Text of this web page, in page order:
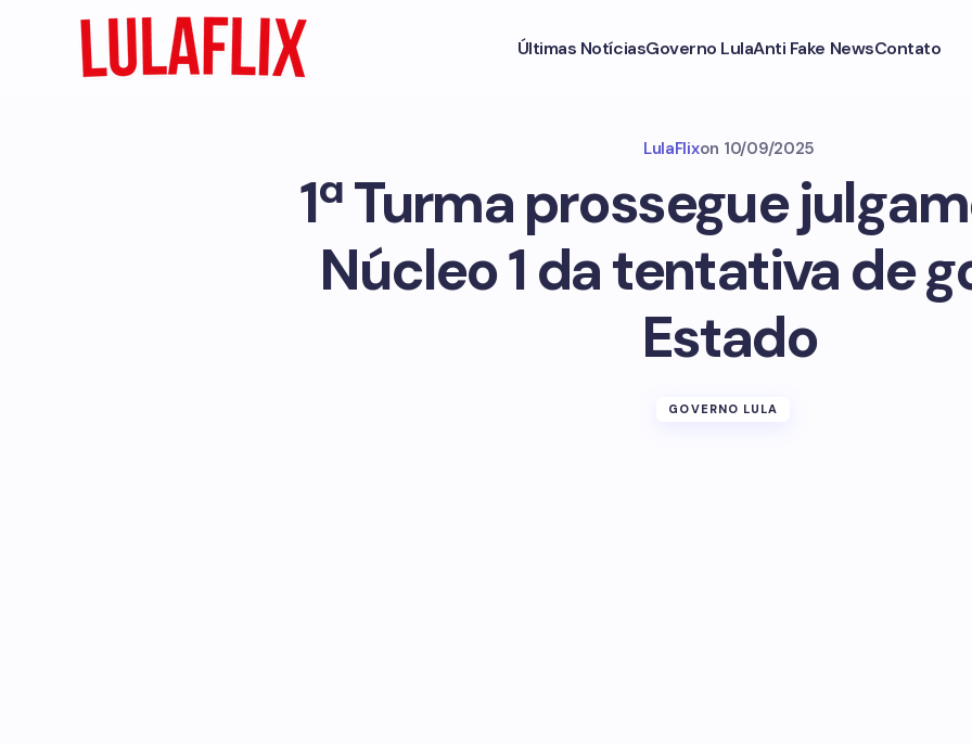
Últimas NotíciasGoverno LulaAnti Fake NewsContato
LulaFlixon 10/09/2025
1ª Turma prossegue
Núcleo 1 da tentativa de
Estado
GOVERNO LULA